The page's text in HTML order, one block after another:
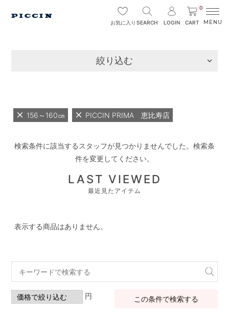
お気に入り SEARCH LOGIN
0
CART
絞り込む
156～160㎝ PICCIN PRIMA 恵比寿店
検索条件に該当するスタッフが見つかりませんでした。検索条
件を変更してください。
LAST VIEWED
最近見たアイテム
表示する商品はありません。
円 この条件で検索する